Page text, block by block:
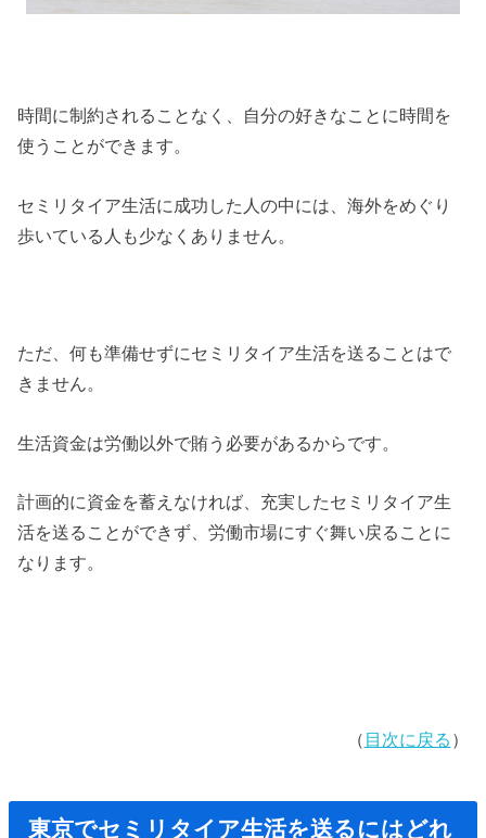
時間に制約されることなく、自分の好きなことに時間を
使うことができます。
セミリタイア生活に成功した人の中には、海外をめぐり
歩いている人も少なくありません。
ただ、何も準備せずにセミリタイア生活を送ることはで
きません。
生活資金は労働以外で賄う必要があるからです。
計画的に資金を蓄えなければ、充実したセミリタイア生
活を送ることができず、労働市場にすぐ舞い戻ることに
なります。
（ 目次に戻る ）
東京でセミリタイア生活を送るにはどれ